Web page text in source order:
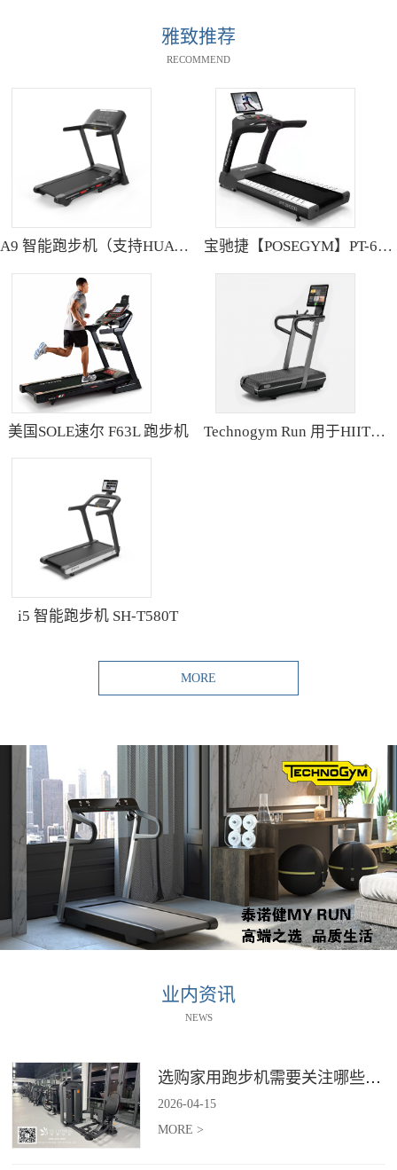
雅致推荐
RECOMMEND
A9 智能跑步机（支持HUAWEI HiLink） SH-T9119P 宝驰捷【POSEGYM】PT-6600Q高清大型触摸屏跑步机静音减震
美国SOLE速尔 F63L 跑步机 Technogym Run 用于HIIT训练的跑步机
i5 智能跑步机 SH-T580T
MORE
业内资讯
NEWS
选购家用跑步机需要关注哪些核心参数？
2026-04-15
MORE >